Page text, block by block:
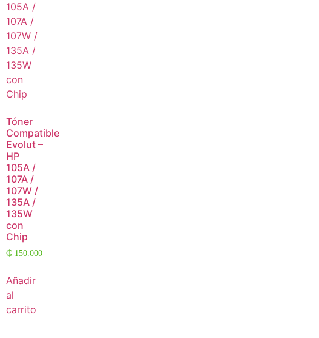
Tóner
Compatible
Evolut –
HP
105A /
107A /
107W /
135A /
135W
con
Chip
₲ 150.000
Añadir
al
carrito